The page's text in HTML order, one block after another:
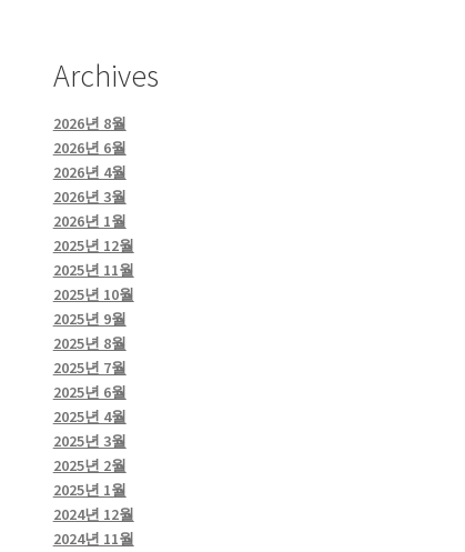
Archives
2026년 8월
2026년 6월
2026년 4월
2026년 3월
2026년 1월
2025년 12월
2025년 11월
2025년 10월
2025년 9월
2025년 8월
2025년 7월
2025년 6월
2025년 4월
2025년 3월
2025년 2월
2025년 1월
2024년 12월
2024년 11월